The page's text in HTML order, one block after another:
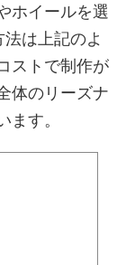
ホイールを選
は上記のよ
ストで制作が
体のリーズナ
す。